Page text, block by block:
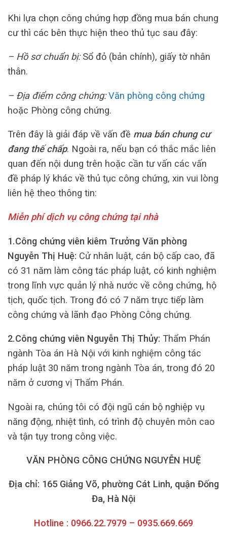
Khi lựa chọn công chứng hợp đồng mua bán chung
cư thì các bên thực hiện theo thủ tục sau đây:
– Hồ sơ chuẩn bị:Sổ đỏ (bản chính), giấy tờ nhân
thân.
– Địa điểm công chứng:Văn phòng công chứng
hoặc Phòng công chứng.
Trên đây là giải đáp về vấn đề mua bán chung cư
đang thế chấp. Ngoài ra, nếu bạn có thắc mắc liên
quan đến nội dung trên hoặc cần tư vấn các vấn
đề pháp lý khác về thủ tục công chứng, xin vui lòng
liên hệ theo thông tin:
Miễn phí dịch vụ công chứng tại nhà
1.Công chứng viên kiêm Trưởng Văn phòng
Nguyễn Thị Huệ: Cử nhân luật, cán bộ cấp cao, đã
có 31 năm làm công tác pháp luật, có kinh nghiệm
trong lĩnh vực quản lý nhà nước về công chứng, hộ
tịch, quốc tịch. Trong đó có 7 năm trực tiếp làm
công chứng và lãnh đạo Phòng Công chứng.
2.Công chứng viên Nguyễn Thị Thủy: Thẩm Phán
ngành Tòa án Hà Nội với kinh nghiệm công tác
pháp luật 30 năm trong ngành Tòa án, trong đó 20
năm ở cương vị Thẩm Phán.
Ngoài ra, chúng tôi có đội ngũ cán bộ nghiệp vụ
năng động, nhiệt tình, có trình độ chuyên môn cao
và tận tụy trong công việc.
VĂN PHÒNG CÔNG CHỨNG NGUYỄN HUỆ
Địa chỉ: 165 Giảng Võ, phường Cát Linh, quận Đống
Đa, Hà Nội
Hotline : 0966.22.7979 – 0935.669.669